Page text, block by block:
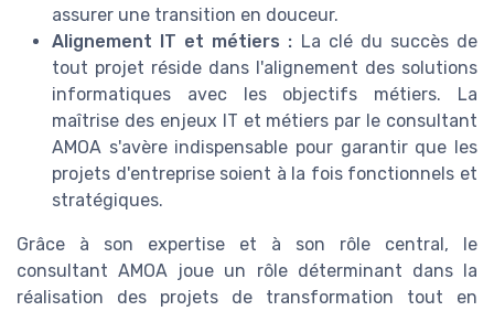
assurer une transition en douceur.
Alignement IT et métiers : La clé du succès de
tout projet réside dans l'alignement des solutions
informatiques avec les objectifs métiers. La
maîtrise des enjeux IT et métiers par le consultant
AMOA s'avère indispensable pour garantir que les
projets d'entreprise soient à la fois fonctionnels et
stratégiques.
Grâce à son expertise et à son rôle central, le
consultant AMOA joue un rôle déterminant dans la
réalisation des projets de transformation tout en